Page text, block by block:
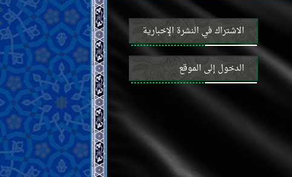
الاشتراك في النشرة الإخبارية
الدخول إلى الموقع